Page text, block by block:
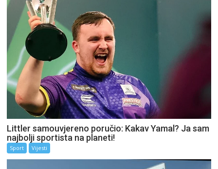
Littler samouvjereno poručio: Kakav Yamal? Ja sam
najbolji sportista na planeti!
Sport Vijesti